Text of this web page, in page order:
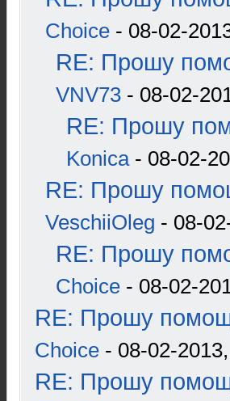
Choice - 08-02-
RE: Прошу
VNV73 - 08-02-
RE: Прошу
Konica- 08-02-
RE: Прошу
VeschiiOleg - 08-
RE: Прошу
Choice - 08-02-
RE: Прошу
Choice - 08-02-
RE: Прошу